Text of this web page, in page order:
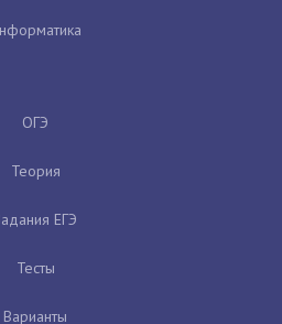
ОГЭ
Теория
ЕГЭ
Тесты
Варианты